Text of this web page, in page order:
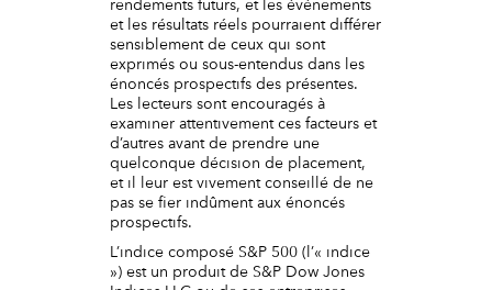
rendements futurs, et les événements
et les résultats réels pourraient différer
sensiblement de ceux qui sont
exprimés ou sous-entendus dans les
énoncés prospectifs des présentes.
Les lecteurs sont encouragés à
examiner attentivement ces facteurs et
d’autres avant de prendre une
quelconque décision de placement,
et il leur est vivement conseillé de ne
pas se fier indûment aux énoncés
prospectifs.
L’indice composé S&P 500 (l’« indice
») est un produit de S&P Dow Jones